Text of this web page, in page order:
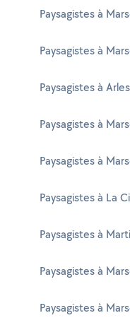
Paysagistes à
Paysagistes à
Paysagistes à Arles
Paysagistes à
Paysagistes à
Paysagistes à La
Paysagistes à
Paysagistes à
Paysagistes à